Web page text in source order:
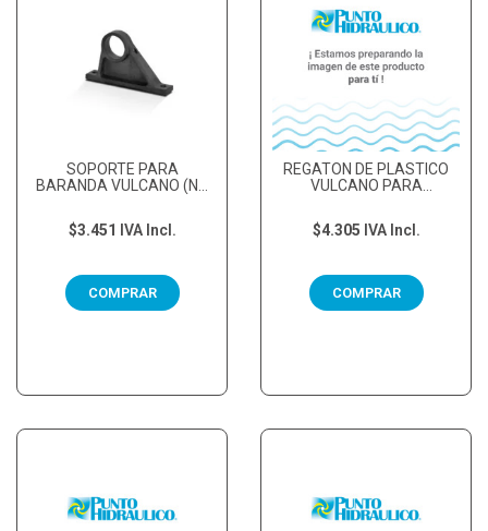
SOPORTE PARA
BARANDA VULCANO (NO
$3.451
IVA Incl.
COMPRAR
REGATON DE PLASTICO
VULCANO PARA
$4.305 IVA Incl.
COMPRAR